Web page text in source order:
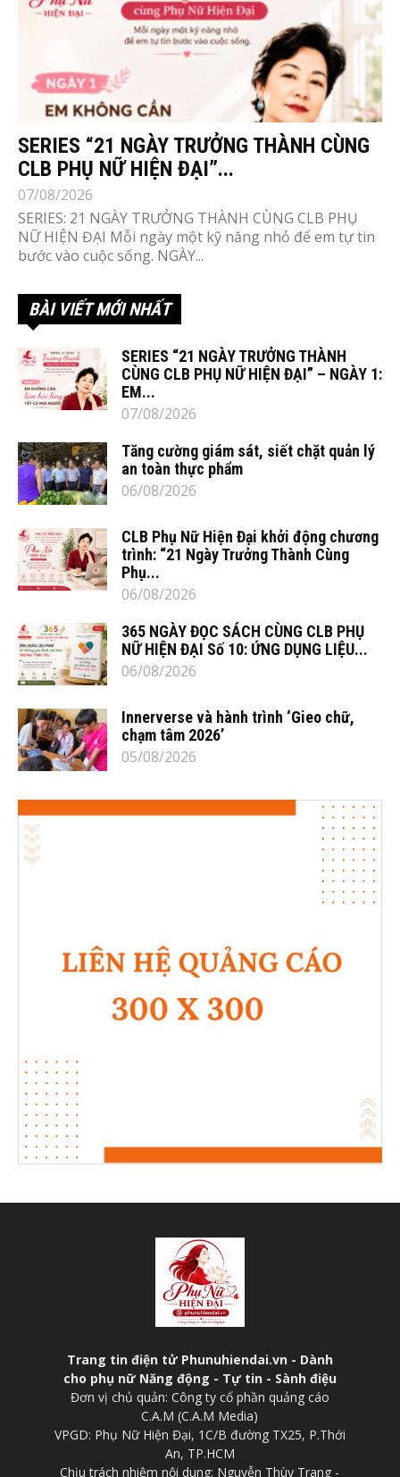
SERIES “21 NGÀY TRƯỞNG THÀNH CÙNG
CLB PHỤ NỮ HIỆN ĐẠI”...
07/08/2026
SERIES: 21 NGÀY TRƯỞNG THÀNH CÙNG CLB PHỤ
NỮ HIỆN ĐẠI Mỗi ngày một kỹ năng nhỏ để em tự tin
bước vào cuộc sống. NGÀY...
BÀI VIẾT MỚI NHẤT
SERIES “21 NGÀY TRƯỞNG THÀNH
CÙNG CLB PHỤ NỮ HIỆN ĐẠI” – NGÀY 1:
EM...
07/08/2026
Tăng cường giám sát, siết chặt quản lý
an toàn thực phẩm
06/08/2026
CLB Phụ Nữ Hiện Đại khởi động chương
trình: “21 Ngày Trưởng Thành Cùng
Phụ...
06/08/2026
365 NGÀY ĐỌC SÁCH CÙNG CLB PHỤ
NỮ HIỆN ĐẠI Số 10: ỨNG DỤNG LIỆU...
06/08/2026
Innerverse và hành trình ‘Gieo chữ,
chạm tâm 2026’
05/08/2026
Trang tin điện tử Phunuhiendai.vn - Dành
cho phụ nữ Năng động - Tự tin - Sành điệu
Đơn vị chủ quản: Công ty cổ phần quảng cáo
C.A.M (C.A.M Media)
VPGD: Phụ Nữ Hiện Đại, 1C/B đường TX25, P.Thới
An, TP.HCM
Chịu trách nhiệm nội dung: Nguyễn Thùy Trang -